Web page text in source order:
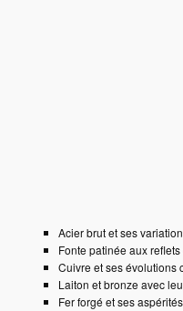
Acier brut et ses
Fonte patinée aux
Cuivre et ses évolutions
Laiton et bronze avec
Fer forgé et ses